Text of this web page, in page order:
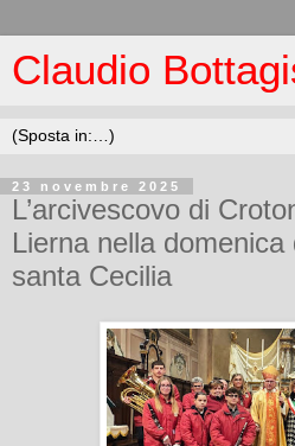
Claudio
23 novembre 2025
L’arcivescovo di
Lierna nella
santa Cecilia